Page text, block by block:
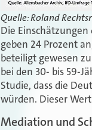
Quelle: Roland
Die
geben 24 Prozent
beteiligt gewesen
bei den 30- bis 59-
Studie, dass die
würden. Dieser
Mediation und